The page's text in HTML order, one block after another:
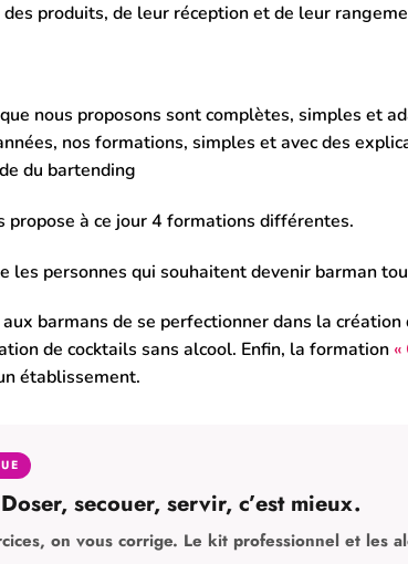
produits, de leur réception et de leur
nous proposons sont complètes, simples et
nos formations, simples et avec des
du bartending
propose à ce jour 4 formations différentes.
les personnes qui souhaitent devenir barman
barmans de se perfectionner dans la création
de cocktails sans alcool. Enfin, la formation
établissement.
secouer, servir, c’est mieux.
on vous corrige. Le kit professionnel et les